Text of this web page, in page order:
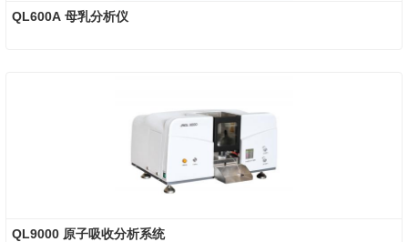
QL600A 母乳分析仪
QL9000 原子吸收分析系统